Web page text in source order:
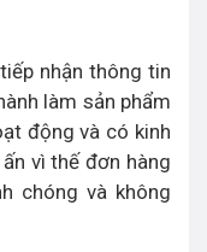
nhận thông tin
làm sản phẩm
động và có kinh
vì thế đơn hàng
chóng và không